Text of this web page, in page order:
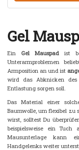
Gel
Ein Gel Mauspadist
Unterarmproblemen
Armposition an und ist
wird das Abknicken
Entlastung sorgen soll.
Das Material einer
Baumwolle, um flexibel zu
wirst, solltest Du
beispielsweise ein Tuch
Mausunterlage kann
Handgelenks weiter